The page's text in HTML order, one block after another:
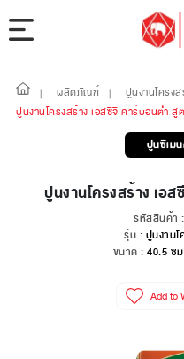
| ผลิตภัณฑ์ | ปูนงานโครงส
ปูนงานโครงสร้าง เอสซีจี คาร์บอนต่ำ สู
ปูนซีเม
ปูนงานโครงสร้าง เอ
รหัสสินค้า :
รุ่น : ปูนงาน
ขนาด : 40.5 ซ
Add to